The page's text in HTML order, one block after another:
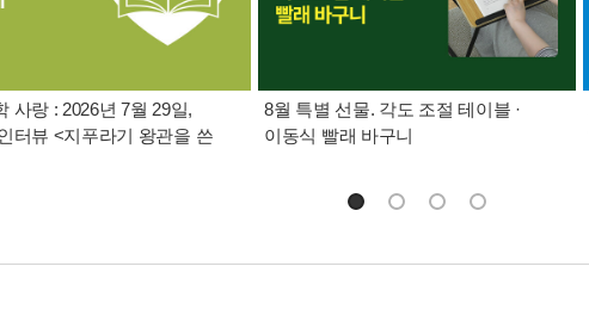
사랑 : 2026년 7월 29일,
터뷰 <지푸라기 왕관을 쓴
8월 특별 선물. 각도 조절 테이블 ·
이동식 빨래 바구니